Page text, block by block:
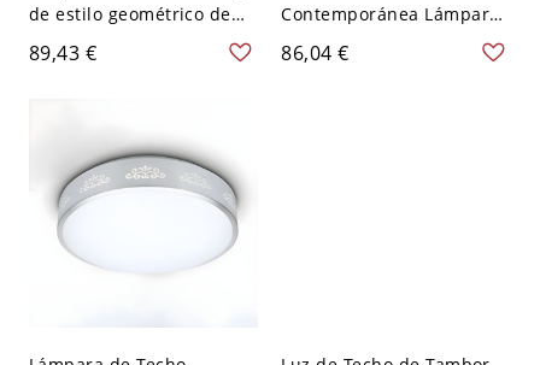
de estilo geométrico de
vidrio con 1 luz - Plata 110
A 120 V
89,43 €
Contemporánea Lámpara
de Techo LED para Sala de
Estar - Plata 110 A 120 V
86,04 €